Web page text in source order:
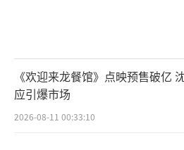
《欢迎来龙餐馆》点映预售破亿
应引爆市场
2026-08-11 00:33:10